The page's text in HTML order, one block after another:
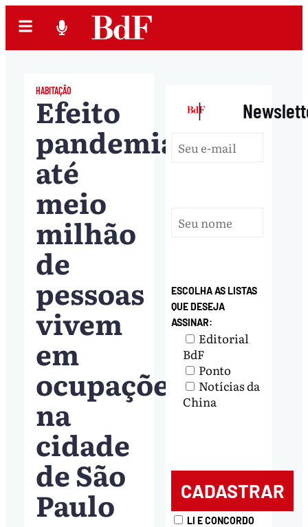
HABITAÇÃO
Efeito
pandemia:
até
meio
milhão
de
pessoas
vivem
em
ocupações
na
cidade
de São
Paulo
|
ESCOLHA AS LISTAS
QUE DESEJA
ASSINAR:
Editorial
BdF
Ponto
Notícias da
China
LI E CONCORDO